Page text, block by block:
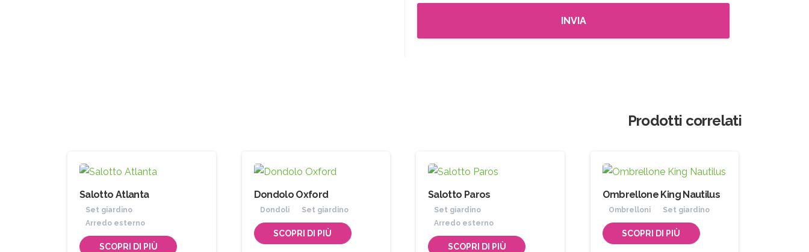
Prodotti correlati
Salotto Atlanta
Set giardino
Arredo esterno
SCOPRI DI PIÙ
Dondolo Oxford
Dondoli Set giardino
SCOPRI DI PIÙ
Salotto Paros
Set giardino
Arredo esterno
SCOPRI DI PIÙ
Ombrellone King Nautilus
Ombrelloni Set giardino
SCOPRI DI PIÙ